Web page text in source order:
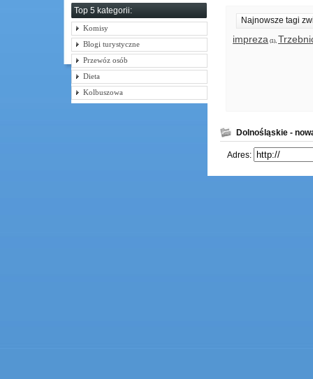
Top 5 kategorii:
Komisy
Blogi turystyczne
Przewóz osób
Dieta
Kolbuszowa
Najnowsze tagi
impreza (1),
Dolnośląskie -
Adres: